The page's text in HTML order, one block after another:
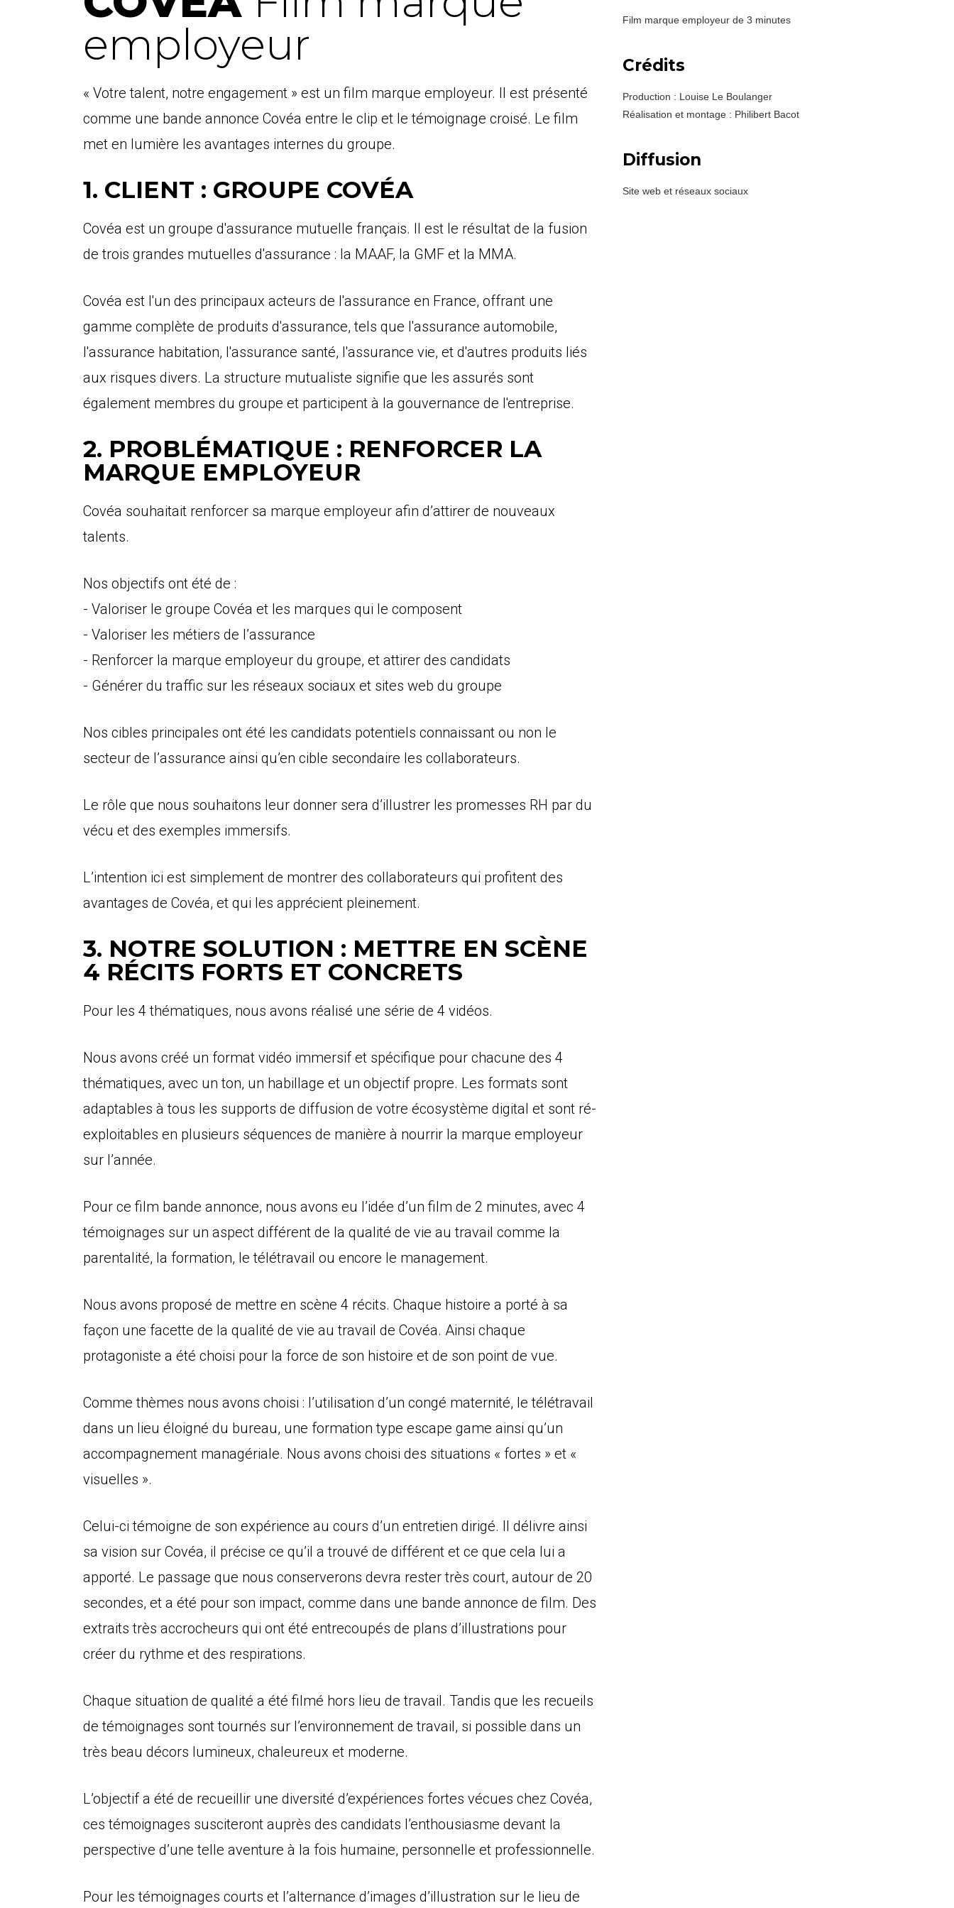
employeur
« Votre talent, notre engagement » est un film marque employeur. Il est présenté
comme une bande annonce Covéa entre le clip et le témoignage croisé. Le film
met en lumière les avantages internes du groupe.
1. CLIENT : GROUPE COVÉA
Covéa est un groupe d'assurance mutuelle français. Il est le résultat de la fusion
de trois grandes mutuelles d'assurance : la MAAF, la GMF et la MMA.
Covéa est l'un des principaux acteurs de l'assurance en France, offrant une
gamme complète de produits d'assurance, tels que l'assurance automobile,
l'assurance habitation, l'assurance santé, l'assurance vie, et d'autres produits liés
aux risques divers. La structure mutualiste signifie que les assurés sont
également membres du groupe et participent à la gouvernance de l'entreprise.
2. PROBLÉMATIQUE : RENFORCER LA
MARQUE EMPLOYEUR
Covéa souhaitait renforcer sa marque employeur afin d’attirer de nouveaux
talents.
Nos objectifs ont été de :
- Valoriser le groupe Covéa et les marques qui le composent
- Valoriser les métiers de l’assurance
- Renforcer la marque employeur du groupe, et attirer des candidats
- Générer du traffic sur les réseaux sociaux et sites web du groupe
Nos cibles principales ont été les candidats potentiels connaissant ou non le
secteur de l’assurance ainsi qu’en cible secondaire les collaborateurs.
Le rôle que nous souhaitons leur donner sera d’illustrer les promesses RH par du
vécu et des exemples immersifs.
L’intention ici est simplement de montrer des collaborateurs qui profitent des
avantages de Covéa, et qui les apprécient pleinement.
3. NOTRE SOLUTION : METTRE EN SCÈNE
4 RÉCITS FORTS ET CONCRETS
Pour les 4 thématiques, nous avons réalisé une série de 4 vidéos.
Nous avons créé un format vidéo immersif et spécifique pour chacune des 4
thématiques, avec un ton, un habillage et un objectif propre. Les formats sont
adaptables à tous les supports de diffusion de votre écosystème digital et sont ré-
exploitables en plusieurs séquences de manière à nourrir la marque employeur
sur l’année.
Pour ce film bande annonce, nous avons eu l’idée d’un film de 2 minutes, avec 4
témoignages sur un aspect différent de la qualité de vie au travail comme la
parentalité, la formation, le télétravail ou encore le management.
Nous avons proposé de mettre en scène 4 récits. Chaque histoire a porté à sa
façon une facette de la qualité de vie au travail de Covéa. Ainsi chaque
protagoniste a été choisi pour la force de son histoire et de son point de vue.
Comme thèmes nous avons choisi : l’utilisation d’un congé maternité, le télétravail
dans un lieu éloigné du bureau, une formation type escape game ainsi qu’un
accompagnement managériale. Nous avons choisi des situations « fortes » et «
visuelles ».
Celui-ci témoigne de son expérience au cours d’un entretien dirigé. Il délivre ainsi
sa vision sur Covéa, il précise ce qu’il a trouvé de différent et ce que cela lui a
apporté. Le passage que nous conserverons devra rester très court, autour de 20
secondes, et a été pour son impact, comme dans une bande annonce de film. Des
extraits très accrocheurs qui ont été entrecoupés de plans d’illustrations pour
créer du rythme et des respirations.
Chaque situation de qualité a été filmé hors lieu de travail. Tandis que les recueils
de témoignages sont tournés sur l’environnement de travail, si possible dans un
très beau décors lumineux, chaleureux et moderne.
L’objectif a été de recueillir une diversité d’expériences fortes vécues chez Covéa,
ces témoignages susciteront auprès des candidats l’enthousiasme devant la
perspective d’une telle aventure à la fois humaine, personnelle et professionnelle.
Pour les témoignages courts et l’alternance d’images d’illustration sur le lieu de
Film marque employeur de 3 minutes
Crédits
Production : Louise Le Boulanger
Réalisation et montage : Philibert Bacot
Diffusion
Site web et réseaux sociaux